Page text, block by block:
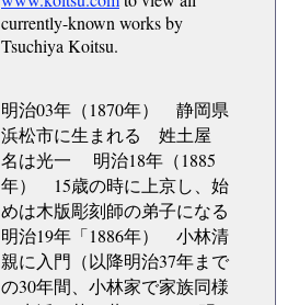
currently-known works by
Tsuchiya Koitsu.
明治03年（1870年） 静岡県
浜松市に生まれる 姓土屋
名は光一 明治18年（1885
年） 15歳の時に上京し、始
めは木版彫刻師の弟子になる
明治19年「1886年） 小林清
親に入門（以降明治37年まで
の30年間、小林家で家族同様